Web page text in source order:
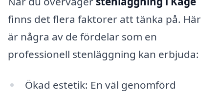
finns det flera faktorer att tänka på. Här
är några av de fördelar som en
professionell stenläggning kan erbjuda:
Ökad estetik: En väl genomförd